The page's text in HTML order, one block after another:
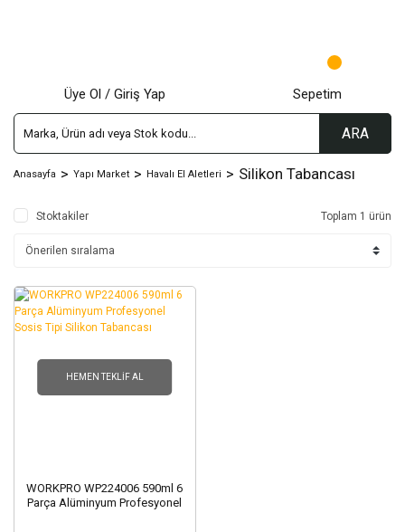
ARA
Üye Ol / Giriş Yap Sepetim
Anasayfa Yapı Market Havalı El Aletleri Silikon Tabancası
Stoktakiler Toplam 1 ürün
HEMEN TEKLIF AL
WORKPRO WP224006 590ml 6
Parça Alüminyum Profesyonel